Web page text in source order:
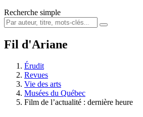
Recherche simple
Fil d'Ariane
Érudit
Revues
Vie des arts
Musées du Québec
Film de l’actualité : dernière heure